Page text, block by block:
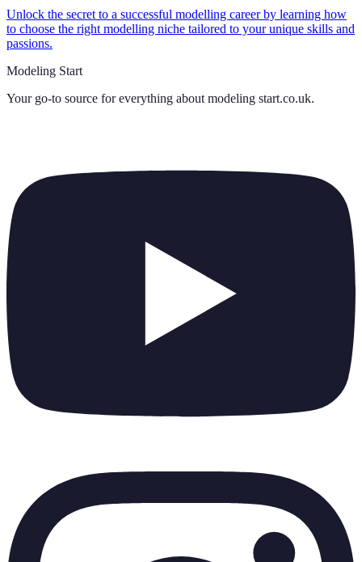
Unlock the secret to a successful modelling career by learning how
to choose the right modelling niche tailored to your unique skills and
passions.
Modeling Start
Your go-to source for everything about modeling start.co.uk.